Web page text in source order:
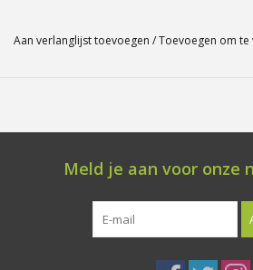
Aan verlanglijst toevoegen /Toevoegen om te
Meld je aan voor onze